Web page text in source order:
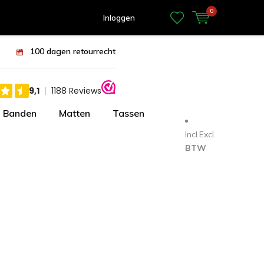
Inloggen
0
100 dagen retourrecht
Banden Matten Tassen
Incl.Excl.
BTW